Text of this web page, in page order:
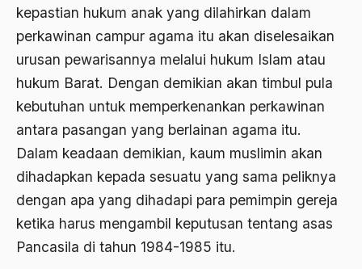
kepastian hukum anak yang dilahirkan dalam
perkawinan campur agama itu akan diselesaikan
urusan pewarisannya melalui hukum Islam atau
hukum Barat. Dengan demikian akan timbul pula
kebutuhan untuk memperkenankan perkawinan
antara pasangan yang berlainan agama itu.
Dalam keadaan demikian, kaum muslimin akan
dihadapkan kepada sesuatu yang sama peliknya
dengan apa yang dihadapi para pemimpin gereja
ketika harus mengambil keputusan tentang asas
Pancasila di tahun 1984-1985 itu.
asean
Asghar Ali Engineer
Ashram Ghandi
Asia
Asia Tenggara
Asimilasi
Askar
Asosiasi